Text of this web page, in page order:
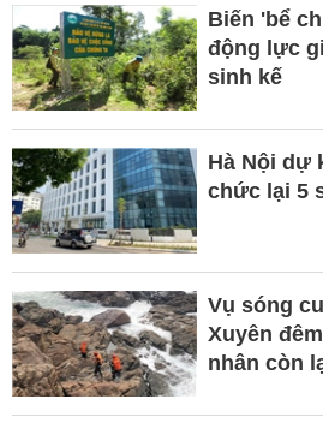
Biến 'bể
động lực
sinh kế
Hà Nội dự
chức lại 5
Vụ sóng
Xuyên
nhân còn